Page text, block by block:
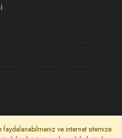
ve internet sitemize